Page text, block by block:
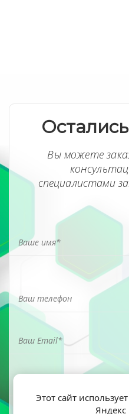
Вы можете
специалистами
Этот сайт